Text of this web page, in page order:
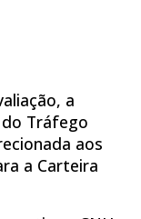
a
Tráfego
aos
a Carteira